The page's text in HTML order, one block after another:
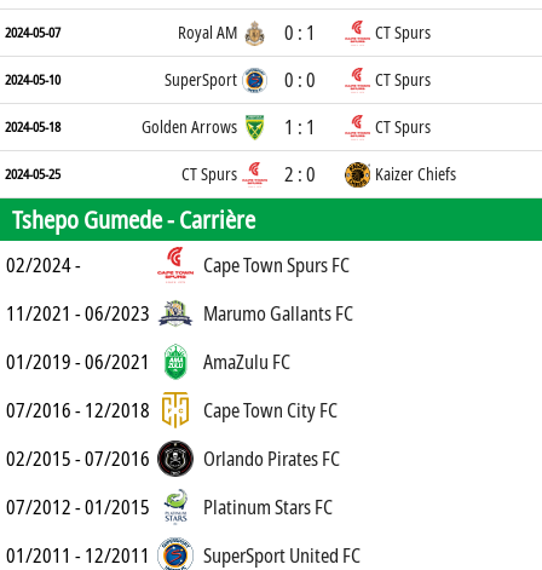
2024-05-07 Royal AM 0 : 1 CT Spurs
2024-05-10 SuperSport 0 : 0 CT Spurs
2024-05-18 Golden Arrows 1 : 1 CT Spurs
2024-05-25 CT Spurs 2 : 0 Kaizer Chiefs
Tshepo Gumede -Carrière
02/2024 -
Cape Town Spurs FC
11/2021 - 06/2023
Marumo Gallants FC
01/2019 - 06/2021
AmaZulu FC
07/2016 - 12/2018
Cape Town City FC
02/2015 - 07/2016
Orlando Pirates FC
07/2012 - 01/2015
Platinum Stars FC
01/2011 - 12/2011
SuperSport United FC